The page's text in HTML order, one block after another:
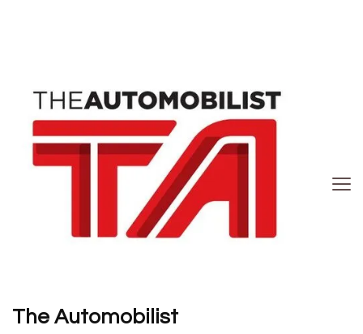
The Automobilist